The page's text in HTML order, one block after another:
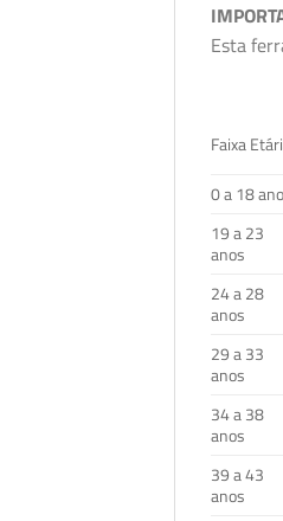
Esta
Faixa
0 a 18
19 a 23
anos
24 a 28
anos
29 a 33
anos
34 a 38
anos
39 a 43
anos